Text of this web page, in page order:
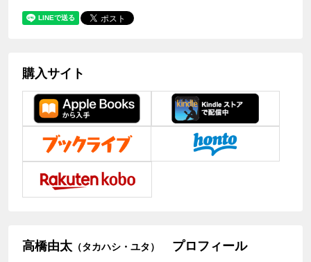
購入サイト
高橋由太 （タカハシ・ユタ） プロフィール